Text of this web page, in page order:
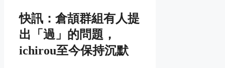
快訊：倉頡群組有人提
出「過」的問題，
ichirou至今保持沉默